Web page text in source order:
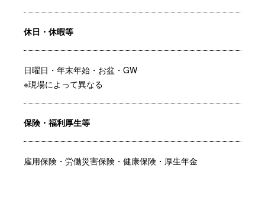
休日・休暇等
日曜日・年末年始・お盆・GW
※現場によって異なる
保険・福利厚生等
雇用保険・労働災害保険・健康保険・厚生年金